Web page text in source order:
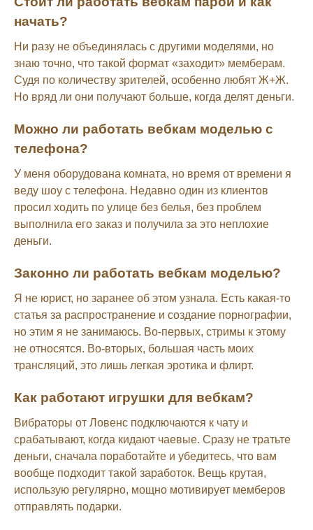
начать?
Ни разу не объединялась с другими моделями, но
знаю точно, что такой формат «заходит» мемберам.
Судя по количеству зрителей, особенно любят Ж+Ж.
Но вряд ли они получают больше, когда делят деньги.
Можно ли работать вебкам моделью с
телефона?
У меня оборудована комната, но время от времени я
веду шоу с телефона. Недавно один из клиентов
просил ходить по улице без белья, без проблем
выполнила его заказ и получила за это неплохие
деньги.
Законно ли работать вебкам моделью?
Я не юрист, но заранее об этом узнала. Есть какая-то
статья за распространение и создание порнографии,
но этим я не занимаюсь. Во-первых, стримы к этому
не относятся. Во-вторых, большая часть моих
трансляций, это лишь легкая эротика и флирт.
Как работают игрушки для вебкам?
Вибраторы от Ловенс подключаются к чату и
срабатывают, когда кидают чаевые. Сразу не тратьте
деньги, сначала поработайте и убедитесь, что вам
вообще подходит такой заработок. Вещь крутая,
использую регулярно, мощно мотивирует мемберов
отправлять подарки.